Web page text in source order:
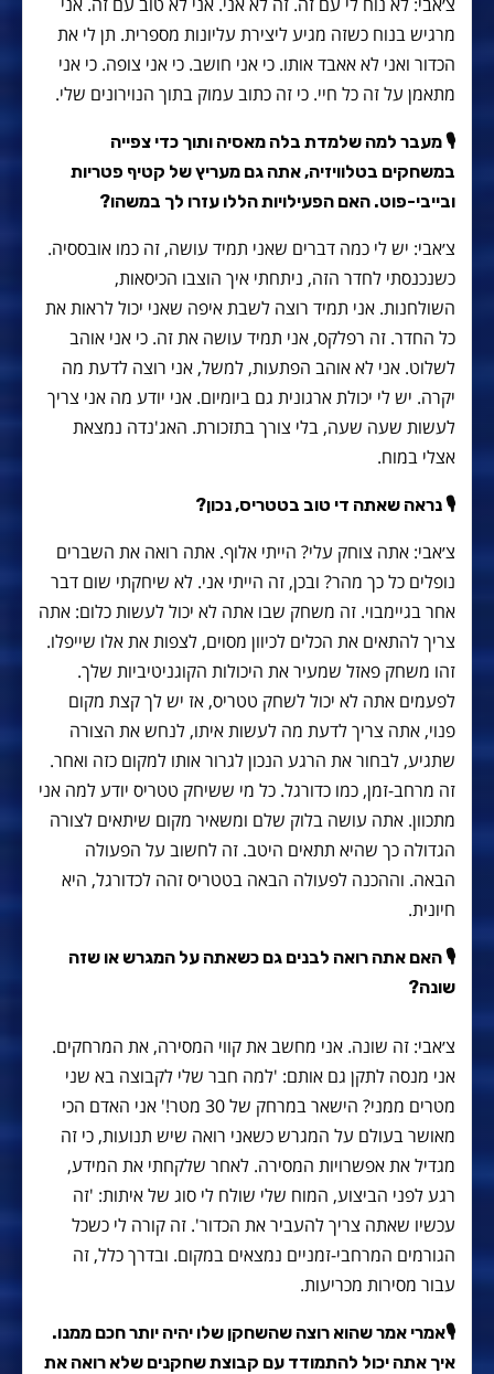
מרגיש בנוח כשזה מגיע ליצירת עליונות מספרית. תן לי את
הכדור ואני לא אאבד אותו. כי אני חושב. כי אני צופה. כי אני
מתאמן על זה כל חיי. כי זה כתוב עמוק בתוך הנוירונים שלי.
🎙 מעבר למה שלמדת בלה מאסיה ותוך כדי צפייה
במשחקים בטלוויזיה, אתה גם מעריץ של קטיף פטריות
ובייבי-פוט. האם הפעילויות הללו עזרו לך במשהו?
צ׳אבי: יש לי כמה דברים שאני תמיד עושה, זה כמו אובססיה.
כשנכנסתי לחדר הזה, ניתחתי איך הוצבו הכיסאות,
השולחנות. אני תמיד רוצה לשבת איפה שאני יכול לראות את
כל החדר. זה רפלקס, אני תמיד עושה את זה. כי אני אוהב
לשלוט. אני לא אוהב הפתעות, למשל, אני רוצה לדעת מה
יקרה. יש לי יכולת ארגונית גם ביומיום. אני יודע מה אני צריך
לעשות שעה שעה, בלי צורך בתזכורת. האג'נדה נמצאת
אצלי במוח.
🎙 נראה שאתה די טוב בטטריס, נכון?
צ׳אבי: אתה צוחק עלי? הייתי אלוף. אתה רואה את השברים
נופלים כל כך מהר? ובכן, זה הייתי אני. לא שיחקתי שום דבר
אחר בגיימבוי. זה משחק שבו אתה לא יכול לעשות כלום: אתה
צריך להתאים את הכלים לכיוון מסוים, לצפות את אלו שייפלו.
זהו משחק פאזל שמעיר את היכולות הקוגניטיביות שלך.
לפעמים אתה לא יכול לשחק טטריס, אז יש לך קצת מקום
פנוי, אתה צריך לדעת מה לעשות איתו, לנחש את הצורה
שתגיע, לבחור את הרגע הנכון לגרור אותו למקום כזה ואחר.
זה מרחב-זמן, כמו כדורגל. כל מי ששיחק טטריס יודע למה אני
מתכוון. אתה עושה בלוק שלם ומשאיר מקום שיתאים לצורה
הגדולה כך שהיא תתאים היטב. זה לחשוב על הפעולה
הבאה. וההכנה לפעולה הבאה בטטריס זהה לכדורגל, היא
חיונית.
🎙 האם אתה רואה לבנים גם כשאתה על המגרש או שזה
שונה?
צ׳אבי: זה שונה. אני מחשב את קווי המסירה, את המרחקים.
אני מנסה לתקן גם אותם: 'למה חבר שלי לקבוצה בא שני
מטרים ממני? הישאר במרחק של 30 מטר!' אני האדם הכי
מאושר בעולם על המגרש כשאני רואה שיש תנועות, כי זה
מגדיל את אפשרויות המסירה. לאחר שלקחתי את המידע,
רגע לפני הביצוע, המוח שלי שולח לי סוג של איתות: 'זה
עכשיו שאתה צריך להעביר את הכדור'. זה קורה לי כשכל
הגורמים המרחבי-זמניים נמצאים במקום. ובדרך כלל, זה
עבור מסירות מכריעות.
🎙אמרי אמר שהוא רוצה שהשחקן שלו יהיה יותר חכם ממנו.
איך אתה יכול להתמודד עם קבוצת שחקנים שלא רואה את